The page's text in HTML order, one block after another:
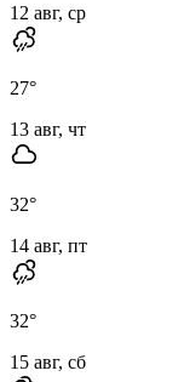
12 авг, ср
27°
13 авг, чт
32°
14 авг, пт
32°
15 авг, сб